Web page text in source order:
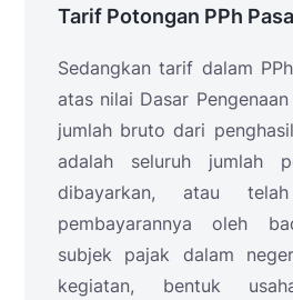
Tarif Potongan PPh
Sedangkan tarif dalam
atas nilai Dasar
jumlah bruto dari
adalah seluruh jumlah
dibayarkan, atau
pembayarannya oleh
subjek pajak dalam
kegiatan, bentuk